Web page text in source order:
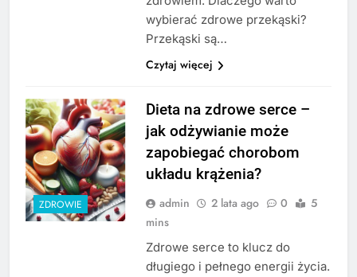
wybierać zdrowe przekąski?
Przekąski są…
Czytaj więcej
ZDROWIE
Dieta na zdrowe serce –
jak odżywianie może
zapobiegać chorobom
układu krążenia?
admin 2 lata ago 0
5
mins
Zdrowe serce to klucz do
długiego i pełnego energii życia.